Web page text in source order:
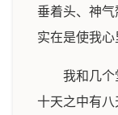
垂着头、神气
实在是使我心
我和几个
十天之中有